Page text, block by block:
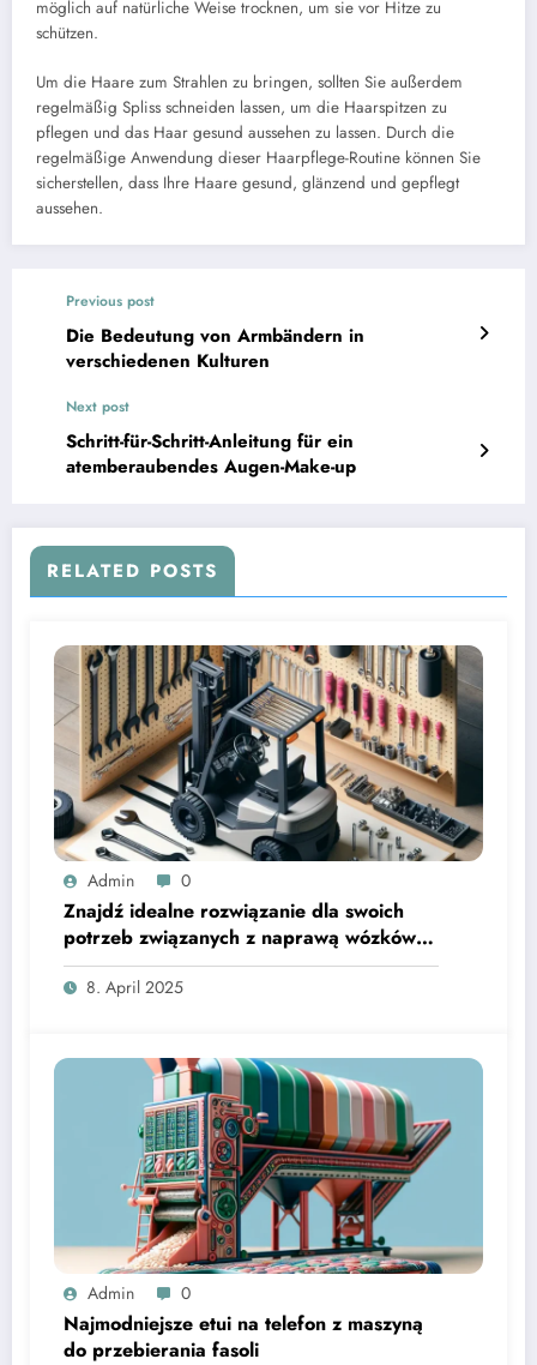
möglich auf natürliche Weise trocknen, um sie vor Hitze zu
schützen.
Um die Haare zum Strahlen zu bringen, sollten Sie außerdem
regelmäßig Spliss schneiden lassen, um die Haarspitzen zu
pflegen und das Haar gesund aussehen zu lassen. Durch die
regelmäßige Anwendung dieser Haarpflege-Routine können Sie
sicherstellen, dass Ihre Haare gesund, glänzend und gepflegt
aussehen.
Previous post
Die Bedeutung von Armbändern in
verschiedenen Kulturen
Next post
Schritt-für-Schritt-Anleitung für ein
atemberaubendes Augen-Make-up
RELATED POSTS
Admin 0
Znajdź idealne rozwiązanie dla swoich
potrzeb związanych z naprawą wózków
widłowych
8. April 2025
Admin 0
Najmodniejsze etui na telefon z maszyną
do przebierania fasoli